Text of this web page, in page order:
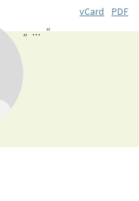
vCard
PDF
„ ... “